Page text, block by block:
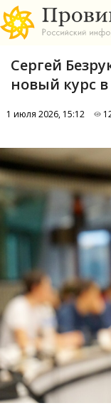
А
Б
В
Е
И
Сергей
новый курс
1 июля 2026, 15:12